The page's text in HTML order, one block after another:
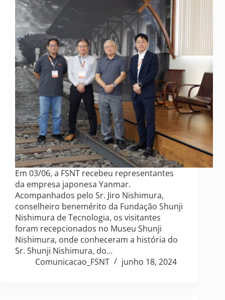
Em 03/06, a FSNT recebeu representantes
da empresa japonesa Yanmar.
Acompanhados pelo Sr. Jiro Nishimura,
conselheiro benemérito da Fundação Shunji
Nishimura de Tecnologia, os visitantes
foram recepcionados no Museu Shunji
Nishimura, onde conheceram a história do
Sr. Shunji Nishimura, do…
Comunicacao_FSNT
junho 18, 2024